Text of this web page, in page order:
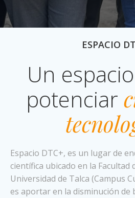
ESPACIO
Un
potenciar
Espacio DTC+, es un lugar de
científica ubicado en la Facultad
Universidad de Talca (Campus
es aportar en la disminución de